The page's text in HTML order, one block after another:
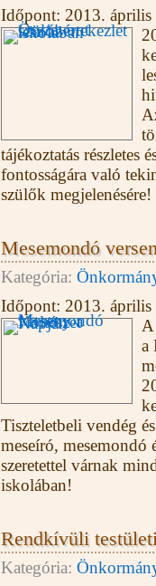
Időpont: 2013.
tájékoztatás részletes
fontosságára való
szülők megjelenésére!
Mesemondó
Kategória:
Időpont: 2013.
a
Tiszteletbeli vendég
meseíró, mesemondó
szeretettel várnak
iskolában!
Rendkívüli
Kategória: